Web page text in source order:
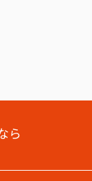
ら